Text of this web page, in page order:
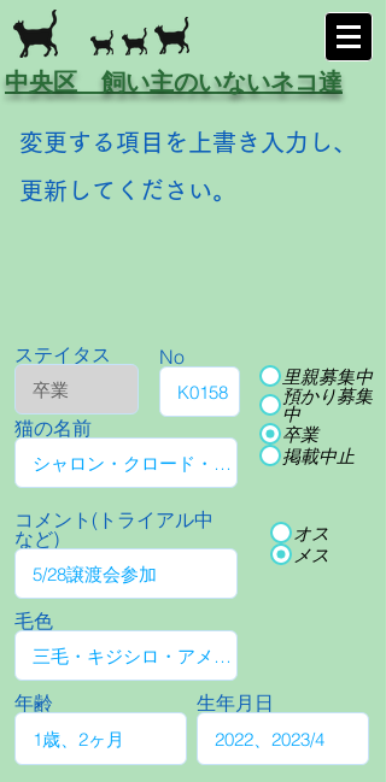
中央区 飼い主のいないネコ達
変更する項目を上書き入力し、
更新してください。
ステイタス No
猫の名前
里親募集中
預かり募集
中
卒業
掲載中止
コメント(トライアル中
など)
オス
メス
毛色
年齢 生年月日